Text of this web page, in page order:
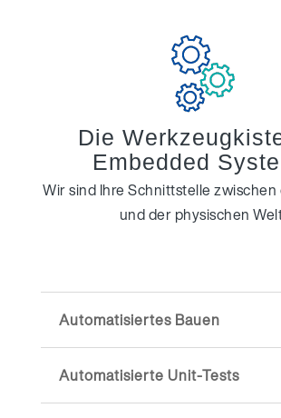
Die
Embedded
Wir sind Ihre Schnittstelle
und der physischen
Automatisiertes Bauen
Automatisierte Unit-Tests